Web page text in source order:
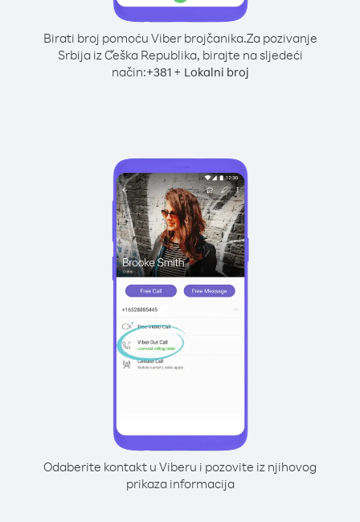
Birati broj pomoću Viber brojčanika.Za pozivanje
Srbija iz Češka Republika, birajte na sljedeći
način:+381+ Lokalni broj
Odaberite kontakt u Viberu i pozovite iz njihovog
prikaza informacija